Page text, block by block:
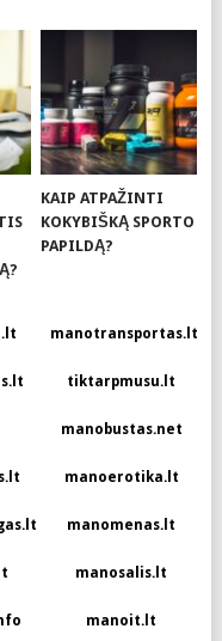
KAIP ATPAŽINTI
KOKYBIŠKĄ SPORTO
PAPILDĄ?
manotransportas.lt
tiktarpmusu.lt
manobustas.net
manoerotika.lt
manomenas.lt
manosalis.lt
manoit.lt